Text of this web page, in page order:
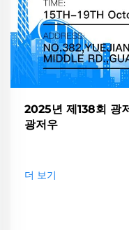
2025년 제138회 광
광저우
더 보기